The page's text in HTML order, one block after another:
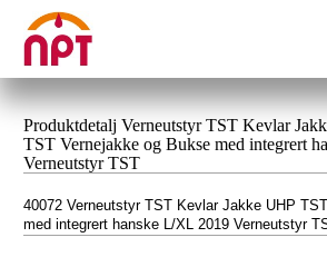
Produktdetalj Verneutstyr TST Kevlar
TST Vernejakke og Bukse med integrert
Verneutstyr TST
40072 Verneutstyr TST Kevlar Jakke UHP
med integrert hanske L/XL 2019 Verneutstyr